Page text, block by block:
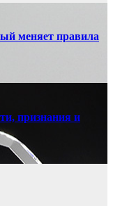
меняет правила
признания и